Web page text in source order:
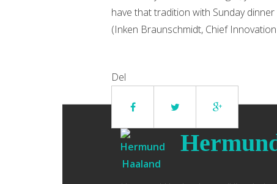
have that tradition with Sunday
(Inken Braunschmidt, Chief
Del